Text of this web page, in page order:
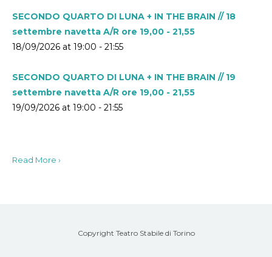
SECONDO QUARTO DI LUNA + IN THE BRAIN // 18
settembre navetta A/R ore 19,00 - 21,55
18/09/2026 at 19:00 - 21:55
SECONDO QUARTO DI LUNA + IN THE BRAIN // 19
settembre navetta A/R ore 19,00 - 21,55
19/09/2026 at 19:00 - 21:55
Read More ›
Copyright Teatro Stabile di Torino